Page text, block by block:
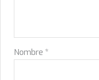
Nombre *